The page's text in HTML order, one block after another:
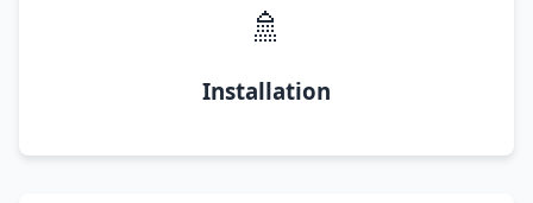
🚿
Installation